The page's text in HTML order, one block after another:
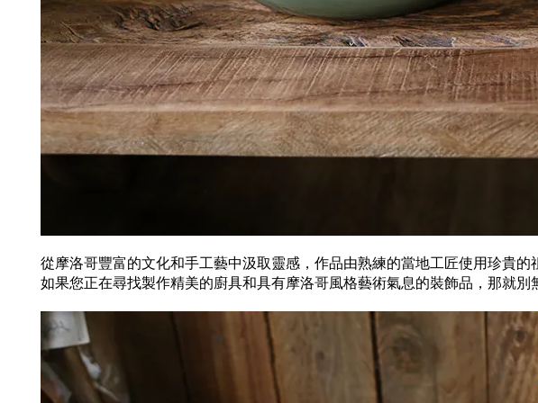
從摩洛哥豐富的文化和手工藝中汲取靈感，作品由熟練的當地工匠使用珍貴
如果您正在尋找製作精美的廚具和具有摩洛哥風格藝術氣息的裝飾品，那就別